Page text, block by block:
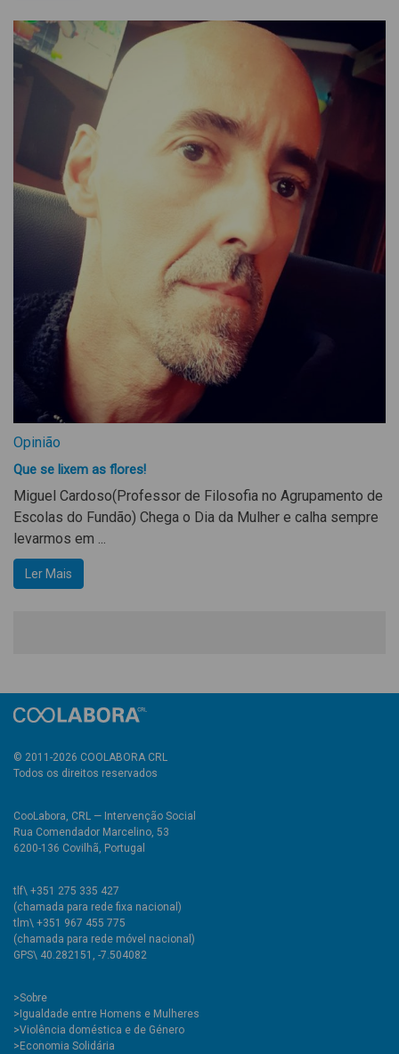
Opinião
Que se lixem as flores!
Miguel Cardoso(Professor de Filosofia no Agrupamento de
Escolas do Fundão) Chega o Dia da Mulher e calha sempre
levarmos em ...
Ler Mais
© 2011-2026 COOLABORA CRL
Todos os direitos reservados
CooLabora, CRL — Intervenção Social
Rua Comendador Marcelino, 53
6200-136 Covilhã, Portugal
tlf\ +351 275 335 427
(chamada para rede fixa nacional)
tlm\ +351 967 455 775
(chamada para rede móvel nacional)
GPS\ 40.282151, -7.504082
>Sobre
>Igualdade entre Homens e Mulheres
>Violência doméstica e de Género
>Economia Solidária